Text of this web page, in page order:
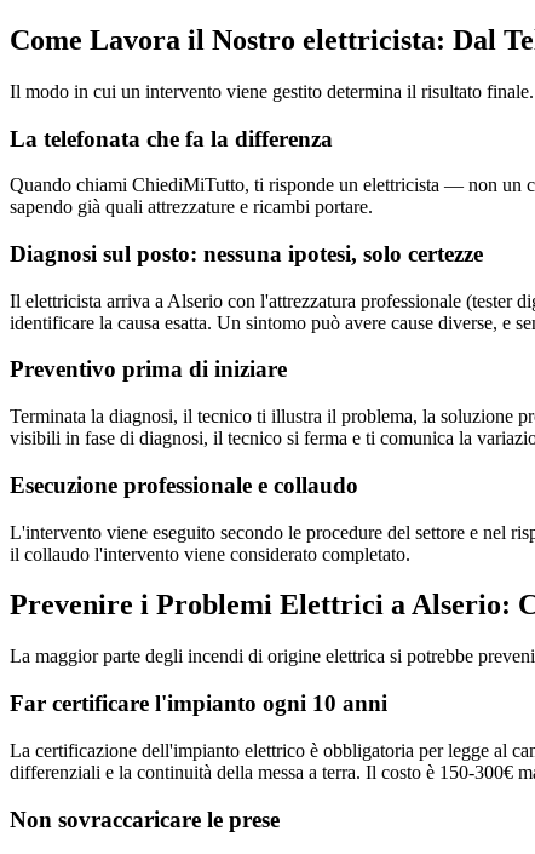
Come Lavora il Nostro elettricista: Dal
Il modo in cui un intervento viene gestito determina il risultato
La telefonata che fa la differenza
Quando chiami ChiediMiTutto, ti risponde un elettricista — non un
sapendo già quali attrezzature e ricambi portare.
Diagnosi sul posto: nessuna ipotesi, solo certezze
Il elettricista arriva a Alserio con l'attrezzatura professionale (tester
identificare la causa esatta. Un sintomo può avere cause diverse, e
Preventivo prima di iniziare
Terminata la diagnosi, il tecnico ti illustra il problema, la soluzione
visibili in fase di diagnosi, il tecnico si ferma e ti comunica la
Esecuzione professionale e collaudo
L'intervento viene eseguito secondo le procedure del settore e nel
il collaudo l'intervento viene considerato completato.
Prevenire i Problemi Elettrici a Alserio:
La maggior parte degli incendi di origine elettrica si potrebbe
Far certificare l'impianto ogni 10 anni
La certificazione dell'impianto elettrico è obbligatoria per legge al
differenziali e la continuità della messa a terra. Il costo è 150-300€
Non sovraccaricare le prese